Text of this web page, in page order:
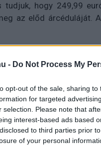
- Do Not Process My
opt-out of the sale, sharing
for targeted
selection. Please note that
interest-based ads based
to third parties prior
of your personal
hogy 249,99
az előd árcéduláját.
balatoni kardioösvény
#hangprojektor